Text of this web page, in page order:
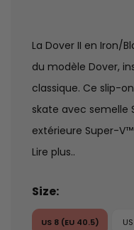
La Dover II en Iron/
du modèle Dover,
classique. Ce slip-
skate avec semelle
extérieure Super-
Lire plus..
Size:
US 8 (EU 40.5)